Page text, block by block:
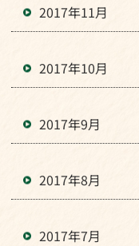
2017年11月
2017年10月
2017年9月
2017年8月
2017年7月